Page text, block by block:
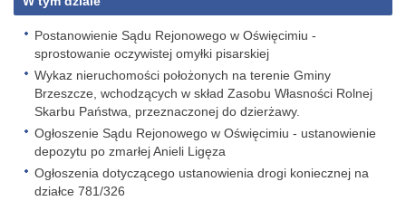
Postanowienie Sądu Rejonowego w Oświęcimiu -
sprostowanie oczywistej omyłki pisarskiej
Wykaz nieruchomości położonych na terenie Gminy
Brzeszcze, wchodzących w skład Zasobu Własności Rolnej
Skarbu Państwa, przeznaczonej do dzierżawy.
Ogłoszenie Sądu Rejonowego w Oświęcimiu - ustanowienie
depozytu po zmarłej Anieli Ligęza
Ogłoszenia dotyczącego ustanowienia drogi koniecznej na
działce 781/326